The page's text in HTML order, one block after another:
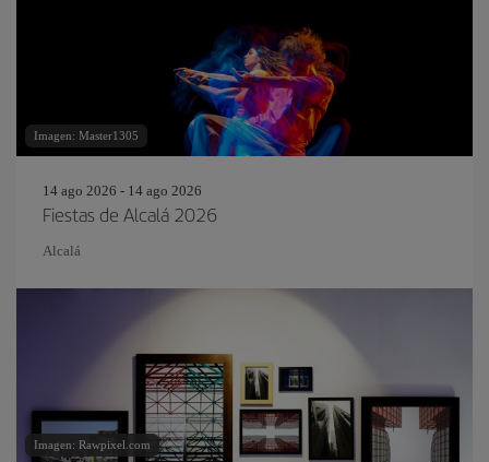
Imagen: Master1305
14 ago 2026 - 14 ago 2026
Fiestas de Alcalá 2026
Alcalá
Imagen: Rawpixel.com